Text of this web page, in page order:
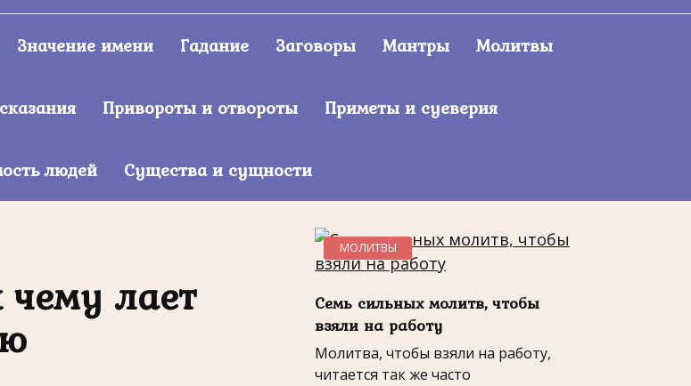
Значение имени Гадание Заговоры Мантры Молитвы
Привороты и отвороты Приметы и суеверия
людей Существа и сущности
лает
МОЛИТВЫ
Семь сильных молитв, чтобы
взяли на работу
Молитва, чтобы взяли на работу,
читается так же часто